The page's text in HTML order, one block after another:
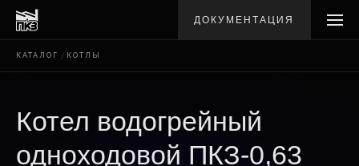
ДОКУМЕНТАЦИЯ
КАТАЛОГ КОТЛЫ
Котел водогрейный
одноходовой ПКЗ-0,63